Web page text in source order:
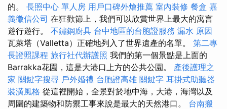
的。 長照中心 單人房 用戶口碑外燴推薦 室內裝修 餐盒 嘉
義徵信公司 在狂歡節上，我們可以欣賞世界上最大的寓言
遊行遊行。 不鏽鋼廚具 台中地區的台胞證服務 漏水 原因
瓦萊塔（Valletta）正確地列入了世界遺產的名單。 第二專
長證照課程 旅行社代辦護照 我們的第一個景點是上面的
Barrakka花園，這是大港口上方的公共公園。 產後護理之
家 關鍵字搜尋 戶外婚禮 台胞證高雄 關鍵字 耳掛式助聽器
裝潢風格 從這裡開始，全景對於地中海，大港，海灣以及
周圍的建築物和防禦工事來說是最大的天然港口。 台南搬